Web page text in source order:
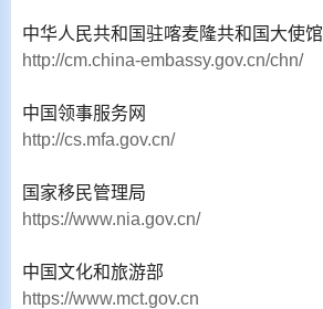
中华人民共和国驻喀麦隆共和国大使馆
http://cm.china-embassy.gov.cn/chn/
中国领事服务网
http://cs.mfa.gov.cn/
国家移民管理局
https://www.nia.gov.cn/
中国文化和旅游部
https://www.mct.gov.cn